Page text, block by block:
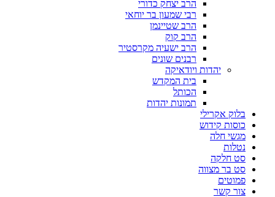
הרב יצחק כדורי
רבי שמעון בר יוחאי
הרב שטיינמן
הרב קוק
הרב ישעיה מקרסטיר
רבנים שונים
יהדות ויודאיקה
בית המקדש
הכותל
תמונות יהדות
בלוק אקרילי
כוסות קידוש
מגשי חלה
נטלות
סט חלקה
סט בר מצווה
פמוטים
צור קשר